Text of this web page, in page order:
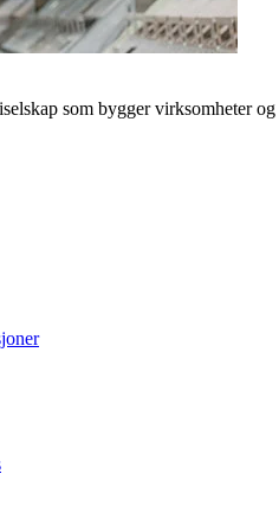
som bygger virksomheter